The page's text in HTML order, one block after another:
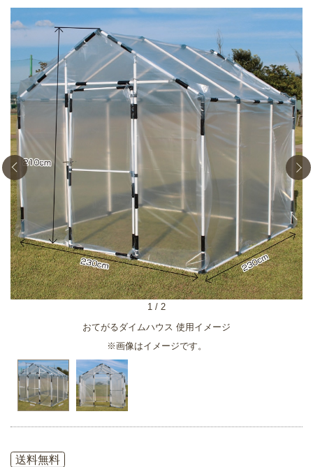
おてがるダイムハウス 使用イメージ
※画像はイメージです。
1 / 2
送料無料